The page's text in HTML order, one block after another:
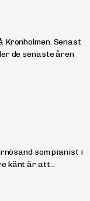
Senast
de senaste åren
som pianist i
känt är att...